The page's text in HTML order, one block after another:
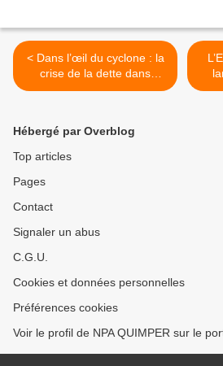
< Dans l’œil du cyclone : la
crise de la dette dans
l’Union européenne
Hébergé par Overblog
Top articles
Pages
Contact
Signaler un abus
C.G.U.
Cookies et données personnelles
Préférences cookies
Voir le profil de NPA QUIMPER sur le